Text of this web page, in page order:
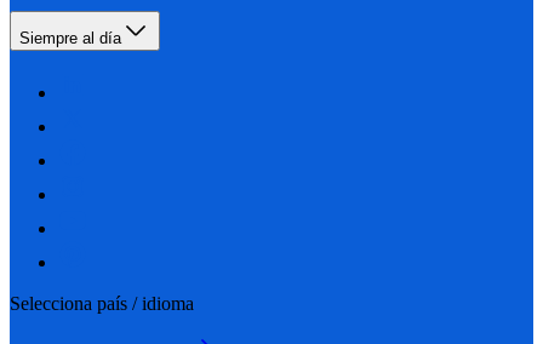
Siempre al día
Selecciona país / idioma